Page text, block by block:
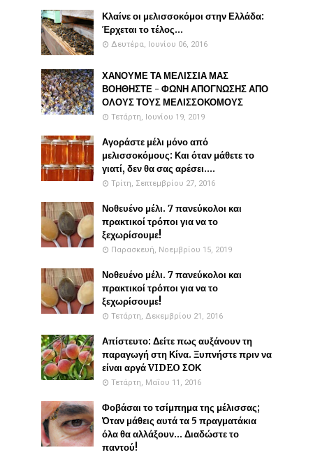
Κλαίνε οι μελισσοκόμοι στην Ελλάδα:
Έρχεται το τέλος...
Δευτέρα, Ιουνίου 06, 2016
ΧΑΝΟΥΜΕ ΤΑ ΜΕΛΙΣΣΙΑ ΜΑΣ
ΒΟΗΘΗΣΤΕ - ΦΩΝΗ ΑΠΟΓΝΩΣΗΣ ΑΠΟ
ΟΛΟΥΣ ΤΟΥΣ ΜΕΛΙΣΣΟΚΟΜΟΥΣ
Τετάρτη, Ιουνίου 19, 2019
Αγοράστε μέλι μόνο από
μελισσοκόμους: Και όταν μάθετε το
γιατί, δεν θα σας αρέσει....
Τρίτη, Σεπτεμβρίου 27, 2016
Νοθευένο μέλι. 7 πανεύκολοι και
πρακτικοί τρόποι για να το
ξεχωρίσουμε!
Παρασκευή, Νοεμβρίου 15, 2019
Νοθευένο μέλι. 7 πανεύκολοι και
πρακτικοί τρόποι για να το
ξεχωρίσουμε!
Τετάρτη, Δεκεμβρίου 21, 2016
Απίστευτο: Δείτε πως αυξάνουν τη
παραγωγή στη Κίνα. Ξυπνήστε πριν να
είναι αργά VIDEO ΣΟΚ
Τετάρτη, Μαΐου 11, 2016
Φοβάσαι το τσίμπημα της μέλισσας;
Όταν μάθεις αυτά τα 5 πραγματάκια
όλα θα αλλάξουν... Διαδώστε το
παντού!